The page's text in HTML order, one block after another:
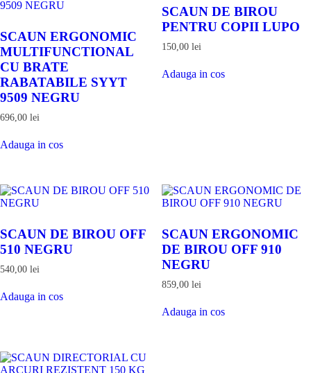
SCAUN ERGONOMIC
MULTIFUNCTIONAL
CU BRATE
RABATABILE SYYT
9509 NEGRU
696,00 lei
Adauga in cosin
SCAUN DE BIROU
PENTRU COPII LUPO
150,00 lei
Adauga in cosin
SCAUN DE BIROU OFF
510 NEGRU
540,00 lei
Adauga in cosin
SCAUN ERGONOMIC
DE BIROU OFF 910
NEGRU
859,00 lei
Adauga in cosin